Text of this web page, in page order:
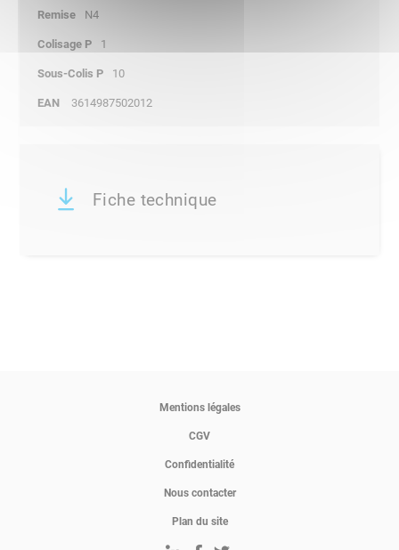
N4
1
10
3614987502012
Fiche technique
Mentions légales
CGV
Confidentialité
Nous contacter
Plan du site